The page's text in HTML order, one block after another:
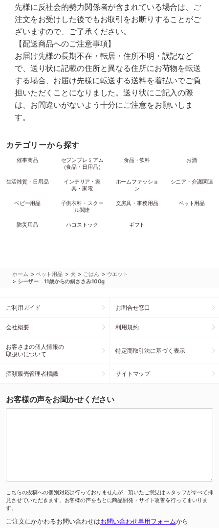
先様に反社会的勢力関係者が含まれている場合は、ご
注文をお受けした後でもお取引をお断りすることがご
ざいますので、ご了承ください。
【配送商品へのご注意事項】
お届け先様の長期不在・転居・住所不明・誤記など
で、送り状に記載の住所と異なる住所にお荷物を転送
する場合、お届け先様に転送する送料を着払いでご負
担いただくことになりました。送り状にご記入の際
は、お間違いがないよう十分にご注意をお願いしま
す。
カテゴリーから探す
催事商品
セブンプレミアム
（食品・日用品）
食品・飲料 お酒
生活雑貨・日用品
インテリア・家
具・家電
ホームファッショ
ン
シニア・介護関連
ベビー用品
子供衣料・スクー
ル関連
文房具・事務用品 ペット用品
防災用品 ハコストック ギフト
ホーム >ペット用品 > 犬 > ごはん > ウエット
> シーザー 11歳からの絹ささみ100g
ご利用ガイド お問合せ窓口
会社概要 利用規約
お客さまの個人情報の
取扱いについて
特定商取引法に基づく表示
酒類販売管理者標識 サイトマップ
お客様の声をお聞かせください
こちらの投稿への個別対応は行っておりませんが、頂いたご意見はスタッフがすべて拝
見させていただきます。お客様の声をもとに商品開発・サイト改善を行ってまいりま
す。
ご注文にかかわるお問い合わせはお問い合わせ専用フォームから